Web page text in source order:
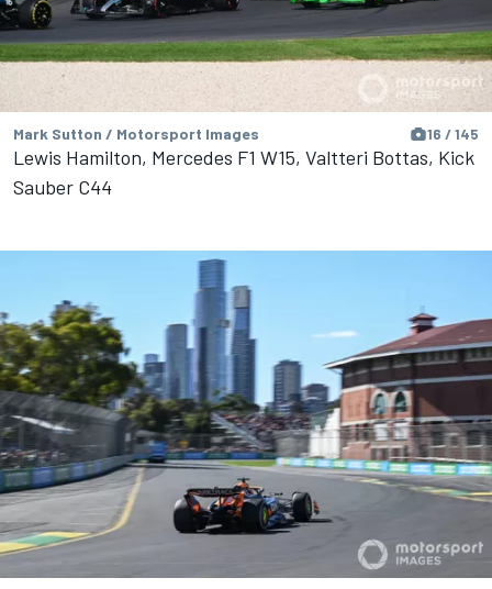
Mark Sutton / Motorsport Images 16 / 145
Lewis Hamilton, Mercedes F1 W15, Valtteri Bottas, Kick
Sauber C44